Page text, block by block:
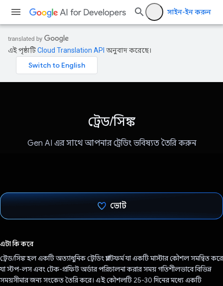
সাইন-ইন করুন
এই পৃষ্ঠাটিCloud Translation API অনুবাদ করেছে।
ট্রেড/সিঙ্ক
Gen AI এর সাথে আপনার ট্রেডিং ভবিষ্যত তৈরি করুন
ভোট
এটা কি করে
ট্রেড/সিঙ্ক হল একটি অত্যাধুনিক ট্রেডিং প্ল্যাটফর্ম যা একটি মাস্টার কৌশল সমন্বিত করে
যা স্টপ-লস এবং টেক-প্রফিট অর্ডার পরিচালনা করার সময় গতিশীলভাবে বিভিন্ন
সময়সীমার জন্য সংকেত তৈরি করে। এই কৌশলটি 25-30 দিনের মধ্যে একটি